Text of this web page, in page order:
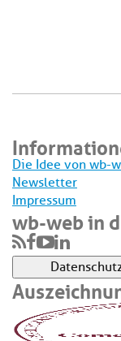
Die Idee von wb-
Newsletter
Impressum
wb-web in